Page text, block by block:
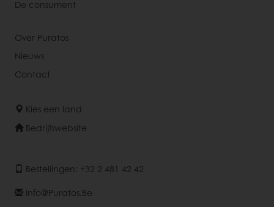
De consument
Over Puratos
Nieuws
Contact
Kies een land
Bedrijfswebsite
Bestellingen: +32 2 481 42 42
Info@puratos.be